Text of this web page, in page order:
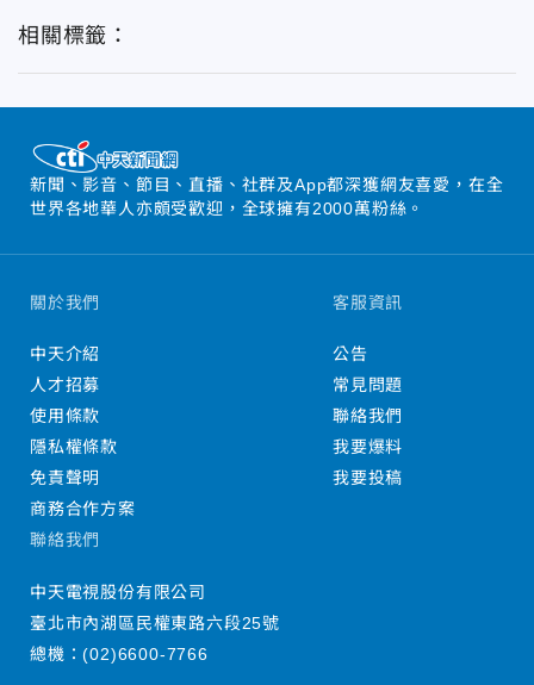
相關標籤：
新聞、影音、節目、直播、社群及App都深獲網友喜愛，在全
世界各地華人亦頗受歡迎，全球擁有2000萬粉絲。
關於我們
中天介紹
人才招募
使用條款
隱私權條款
免責聲明
商務合作方案
客服資訊
公告
常見問題
聯絡我們
我要爆料
我要投稿
聯絡我們
中天電視股份有限公司
臺北市內湖區民權東路六段25號
總機：(02)6600-7766